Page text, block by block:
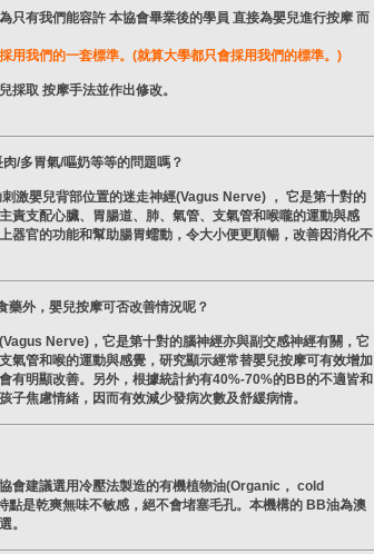
只有我們能容許 本協會畢業後的學員 直接為嬰兒進行按摩 而
用我們的一套標準。(就算大學都只會採用我們的標準。)
採取 按摩手法並作出修改。
/多胃氣/嘔奶等等的問題嗎？
激嬰兒背部位置的迷走神經(Vagus Nerve) ， 它是第十對的
責支配心臟、胃腸道、肺、氣管、支氣管和喉嚨的運動與感
器官的功能和幫助腸胃蠕動，令大小便更順暢，改善因消化不
藥外，嬰兒按摩可否改善情況呢？
Nerve)，它是第十對的腦神經亦與副交感神經有關，它
氣管和喉的運動與感覺，研究顯示經常替嬰兒按摩可有效增加
有明顯改善。另外，根據統計約有40%-70%的BB的不適皆和
子焦慮情緒，因而有效減少發病次數及舒緩病情。
會建議選用冷壓法製造的有機植物油(Organic， cold
是乾爽無味不敏感，絕不會堵塞毛孔。本機構的 BB油為澳
。